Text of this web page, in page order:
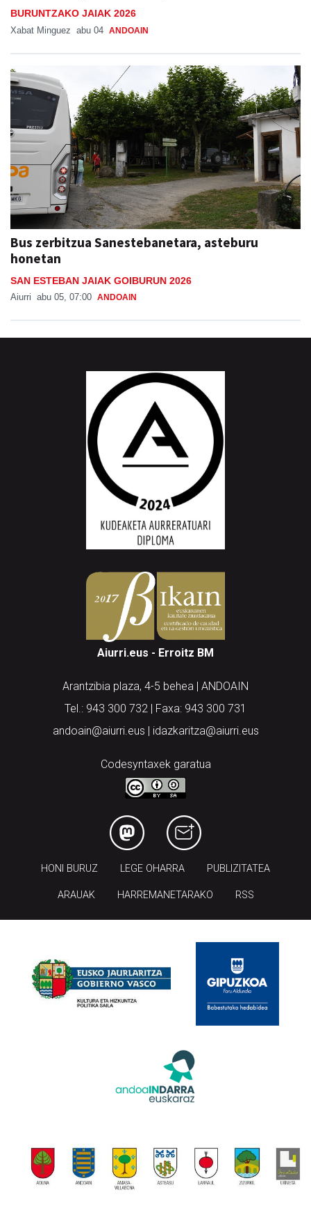
BURUNTZAKO JAIAK 2026
Xabat Minguez abu 04 ANDOAIN
Bus zerbitzua Sanestebanetara, asteburu
honetan
SAN ESTEBAN JAIAK GOIBURUN 2026
Aiurri abu 05, 07:00 ANDOAIN
Aiurri.eus - Erroitz BM
Arantzibia plaza, 4-5 behea | ANDOAIN
Tel.: 943 300 732 | Faxa: 943 300 731
andoain@aiurri.eus | idazkaritza@aiurri.eus
Codesyntaxek garatua
HONI BURUZ LEGE OHARRA PUBLIZITATEA
ARAUAK HARREMANETARAKO RSS